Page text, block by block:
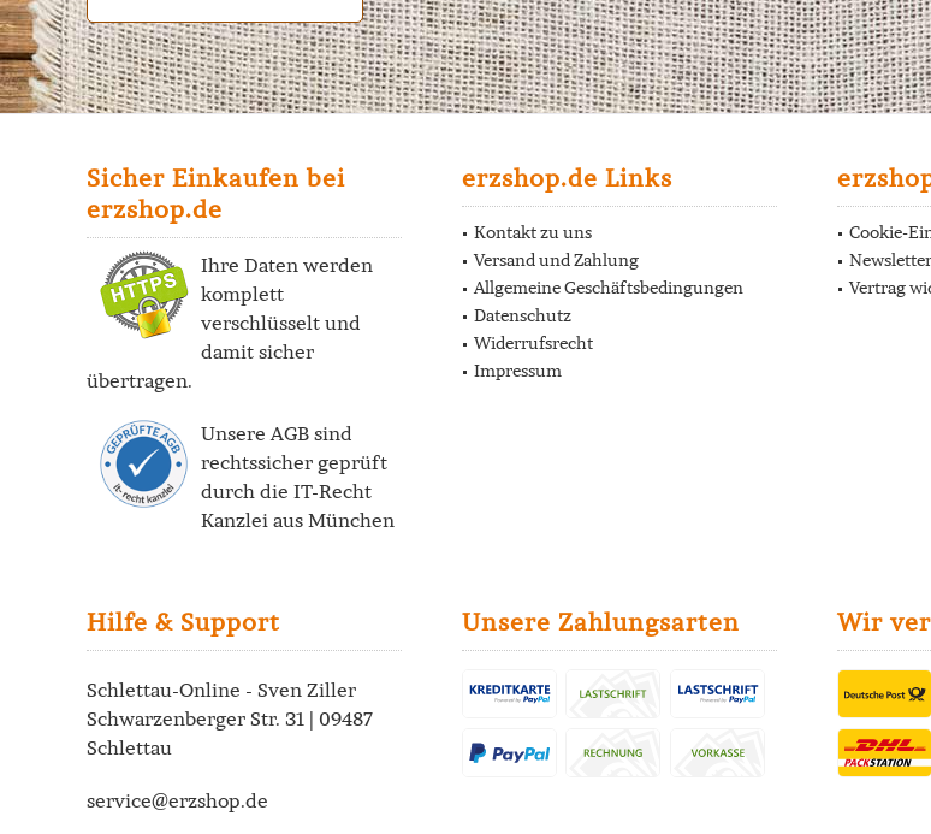
Sicher Einkaufen bei
erzshop.de
Ihre Daten werden
komplett
verschlüsselt und
damit sicher
übertragen.
Unsere AGB sind
rechtssicher geprüft
durch die IT-Recht
Kanzlei aus München
erzshop.de Links
Kontakt zu uns
Versand und Zahlung
Allgemeine Geschäftsbedingungen
Datenschutz
Widerrufsrecht
Impressum
Cookie-
Newsletter
Vertrag
Hilfe & Support
Schlettau-Online - Sven Ziller
Schwarzenberger Str. 31 | 09487
Schlettau
service@erzshop.de
Unsere Zahlungsarten Wir